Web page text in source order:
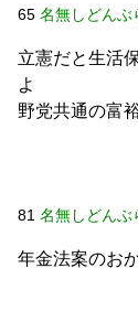
65 名無しどんぶ
立憲だと生活
よ
野党共通の富
81 名無しどんぶ
年金法案のお